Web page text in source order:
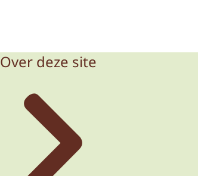
Over deze site